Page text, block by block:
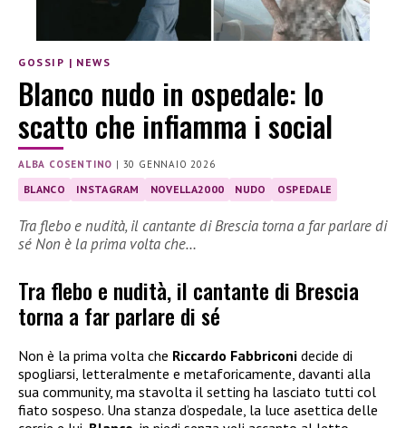
GOSSIP | NEWS
Blanco nudo in ospedale: lo
scatto che infiamma i social
ALBA COSENTINO | 30 GENNAIO 2026
BLANCO INSTAGRAM NOVELLA2000 NUDO OSPEDALE
Tra flebo e nudità, il cantante di Brescia torna a far parlare di
sé Non è la prima volta che…
Tra flebo e nudità, il cantante di Brescia
torna a far parlare di sé
Non è la prima volta che Riccardo Fabbriconi decide di
spogliarsi, letteralmente e metaforicamente, davanti alla
sua community, ma stavolta il setting ha lasciato tutti col
fiato sospeso. Una stanza d’ospedale, la luce asettica delle